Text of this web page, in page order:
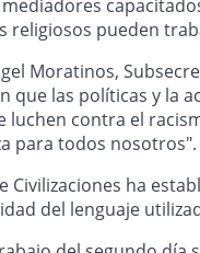
religiosos pueden
Moratinos,
que las políticas y la
luchen contra el
para todos nosotros".
Civilizaciones ha
del lenguaje